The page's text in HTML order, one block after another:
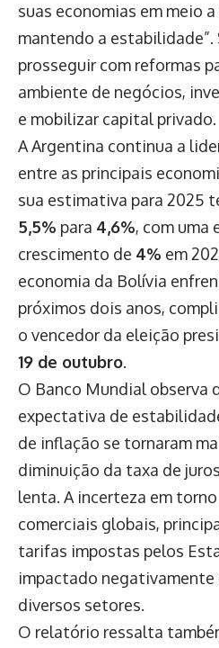
suas economias em meio
mantendo a estabilidade”.
prosseguir com reformas
ambiente de negócios,
e mobilizar capital privado.
A Argentina continua a
entre as principais
sua estimativa para 2025
5,5% para 4,6%, com uma
crescimento de 4% em
economia da Bolívia
próximos dois anos,
o vencedor da eleição
19 de outubro.
O Banco Mundial observa
expectativa de
de inflação se tornaram
diminuição da taxa de
lenta. A incerteza em
comerciais globais,
tarifas impostas pelos
impactado
diversos setores.
O relatório ressalta